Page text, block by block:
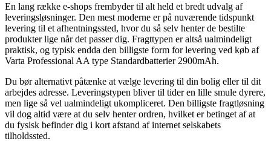
En lang række e-shops frembyder til alt held et bredt udvalg af
leveringsløsninger. Den mest moderne er på nuværende tidspunkt
levering til et afhentningssted, hvor du så selv henter de bestilte
produkter lige når det passer dig. Fragttypen er altså ualmindeligt
praktisk, og typisk endda den billigste form for levering ved køb af
Varta Professional AA type Standardbatterier 2900mAh.
Du bør alternativt påtænke at vælge levering til din bolig eller til dit
arbejdes adresse. Leveringstypen bliver til tider en lille smule dyrere,
men lige så vel ualmindeligt ukompliceret. Den billigste fragtløsning
vil dog altid være at du selv henter ordren, hvilket er betinget af at
du fysisk befinder dig i kort afstand af internet selskabets
tilholdssted.